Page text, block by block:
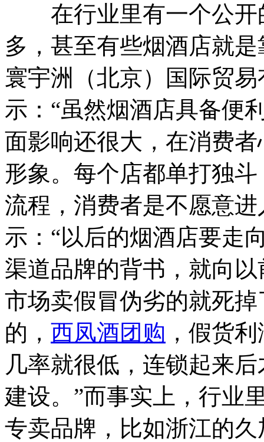
在行业里有一个公开
多，甚至有些烟酒店就
寰宇洲（北京）国际贸
示：“虽然烟酒店具备便
面影响还很大，在消费
形象。每个店都单打独
流程，消费者是不愿意
示：“以后的烟酒店要走
渠道品牌的背书，就向
市场卖假冒伪劣的就死
的， 西凤酒团购 ，假货
几率就很低，连锁起来
建设。”而事实上，行业
专卖品牌，比如浙江的